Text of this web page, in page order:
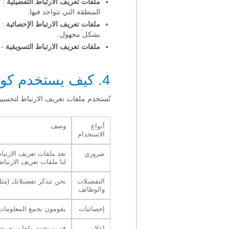
المنطقة التي تتواجد فيها.
ملفات تعريف الارتباط الإحصائية :
بشكل مجهول.
ملفات تعريف الارتباط التسويقية
4. كيف يستخدم كوجنيفيت ملفات تعريف الارتباط؟
تُستخدم ملفات تعريف الارتباط
أنواع
الاستخدام
وصف
ضروري
تعد ملفات تعريف
لنا ملفات تعريف
التفضيلات
والوظائف
نحن نتذكر تفضيلاتك
إحصائيات يقومون بجمع